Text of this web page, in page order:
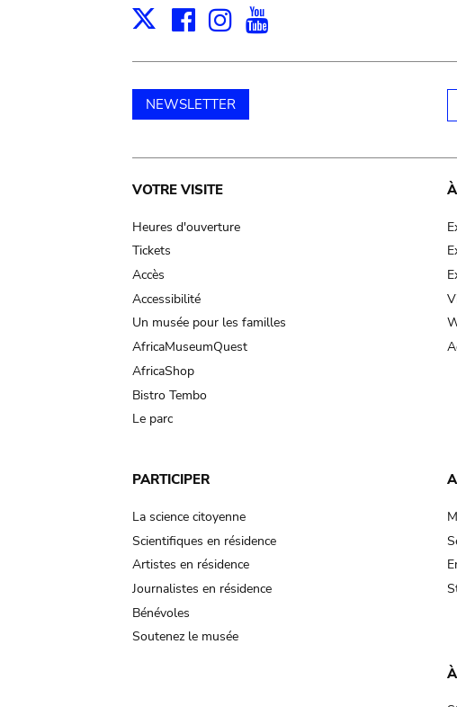
X Facebook
Instagram
NEWSLETTER
Main
navigation
VOTRE VISITE
Heures d'ouverture
Tickets
Accès
Accessibilité
Un musée pour les familles
AfricaMuseumQuest
AfricaShop
Bistro Tembo
Le parc
PARTICIPER
La science citoyenne
Scientifiques en résidence
Artistes en résidence
Journalistes en résidence
Bénévoles
Soutenez le musée